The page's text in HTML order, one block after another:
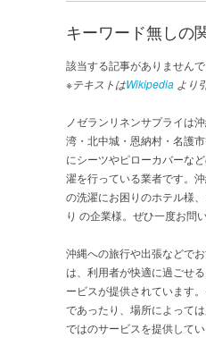
キーワード無しの
該当する記事がありませんで
※テキストはWikipedia より
ノゼランリネンサプライは
湾・北中城・恩納村・名護
にシーツやピローカバーな
濯を行っている業者です。
の洗濯にお困りのホテル様
り の企業様。ぜひ一度お問
沖縄への旅行や出張などで
は、利用者が快適に過ごせ
ービスが提供されています
であったり、場所によって
ではのサービスを提供して